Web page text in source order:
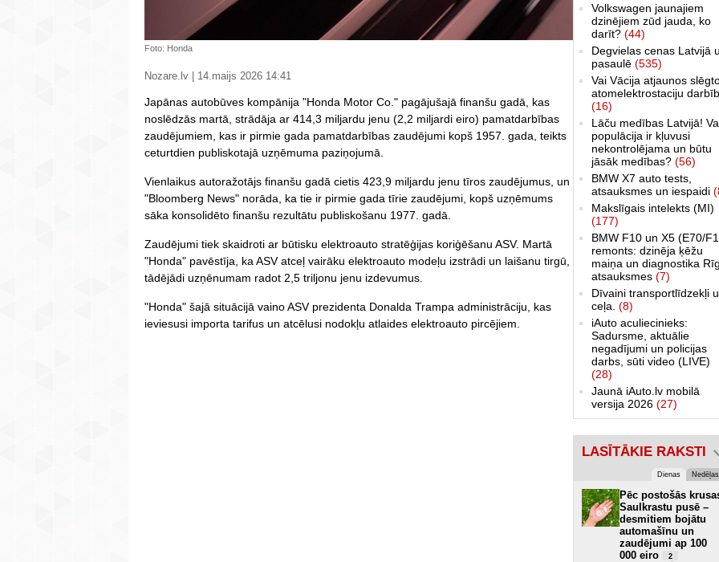
Foto: Honda
Nozare.lv | 14.maijs 2026 14:41
Japānas autobūves kompānija "Honda Motor Co." pagājušajā finanšu gadā, kas
noslēdzās martā, strādāja ar 414,3 miljardu jenu (2,2 miljardi eiro) pamatdarbības
zaudējumiem, kas ir pirmie gada pamatdarbības zaudējumi kopš 1957. gada, teikts
ceturtdien publiskotajā uzņēmuma paziņojumā.
Vienlaikus autoražotājs finanšu gadā cietis 423,9 miljardu jenu tīros zaudējumus, un
"Bloomberg News" norāda, ka tie ir pirmie gada tīrie zaudējumi, kopš uzņēmums
sāka konsolidēto finanšu rezultātu publiskošanu 1977. gadā.
Zaudējumi tiek skaidroti ar būtisku elektroauto stratēģijas koriģēšanu ASV. Martā
"Honda" pavēstīja, ka ASV atceļ vairāku elektroauto modeļu izstrādi un laišanu tirgū,
tādējādi uzņēnumam radot 2,5 triljonu jenu izdevumus.
"Honda" šajā situācijā vaino ASV prezidenta Donalda Trampa administrāciju, kas
ieviesusi importa tarifus un atcēlusi nodokļu atlaides elektroauto pircējiem.
Volkswagen jaunajiem
dzinējiem zūd jauda, ko
darīt? (44)
Degvielas cenas Latvijā
pasaulē (535)
Vai Vācija atjaunos
atomelektrostaciju
(16)
Lāču medības Latvijā!
populācija ir kļuvusi
nekontrolējama un būtu
jāsāk medības? (56)
BMW X7 auto tests,
atsauksmes un iespaidi
Makslīgais intelekts (MI)
(177)
BMW F10 un X5 (E70/
remonts: dzinēja ķēžu
maiņa un diagnostika
atsauksmes (7)
Dīvaini transportlīdzekļi
ceļa. (8)
iAuto aculiecinieks:
Sadursme, aktuālie
negadījumi un policijas
darbs, sūti video (LIVE)
(28)
Jaunā iAuto.lv mobilā
versija 2026 (27)
LASĪTĀKIE RAKSTI
Dienas Nedēļas
Pēc postošās
Saulkrastu pusē –
desmitiem bojātu
automašīnu un
zaudējumi ap 100
000 eiro
2